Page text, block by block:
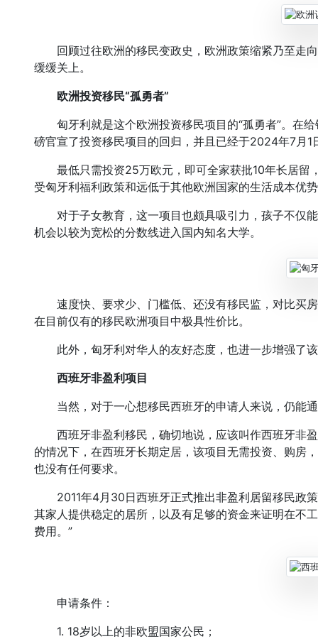
回顾过往欧洲的移民变政史，欧洲政策缩紧乃至走
缓缓关上。
欧洲投资移民“孤勇者”
匈牙利就是这个欧洲投资移民项目的“孤勇者”。在
磅官宣了投资移民项目的回归，并且已经于2024年7月1
最低只需投资25万欧元，即可全家获批10年长居留
受匈牙利福利政策和远低于其他欧洲国家的生活成本优
对于子女教育，这一项目也颇具吸引力，孩子不仅
机会以较为宽松的分数线进入国内知名大学。
速度快、要求少、门槛低、还没有移民监，对比买
在目前仅有的移民欧洲项目中极具性价比。
此外，匈牙利对华人的友好态度，也进一步增强了
西班牙非盈利项目
当然，对于一心想移民西班牙的申请人来说，仍能
西班牙非盈利移民，确切地说，应该叫作西班牙非
的情况下，在西班牙长期定居，该项目无需投资、购房
也没有任何要求。
2011年4月30日西班牙正式推出非盈利居留移民政策
其家人提供稳定的居所，以及有足够的资金来证明在不
费用。”
申请条件：
1. 18岁以上的非欧盟国家公民；